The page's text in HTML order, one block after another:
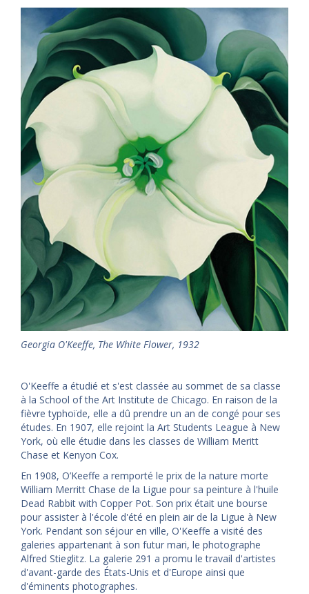
Georgia O'Keeffe, The White Flower, 1932
O'Keeffe a étudié et s'est classée au sommet de sa classe
à la School of the Art Institute de Chicago. En raison de la
fièvre typhoïde, elle a dû prendre un an de congé pour ses
études. En 1907, elle rejoint la Art Students League à New
York, où elle étudie dans les classes de William Meritt
Chase et Kenyon Cox.
En 1908, O’Keeffe a remporté le prix de la nature morte
William Merritt Chase de la Ligue pour sa peinture à l'huile
Dead Rabbit with Copper Pot. Son prix était une bourse
pour assister à l'école d'été en plein air de la Ligue à New
York. Pendant son séjour en ville, O'Keeffe a visité des
galeries appartenant à son futur mari, le photographe
Alfred Stieglitz. La galerie 291 a promu le travail d'artistes
d'avant-garde des États-Unis et d'Europe ainsi que
d'éminents photographes.